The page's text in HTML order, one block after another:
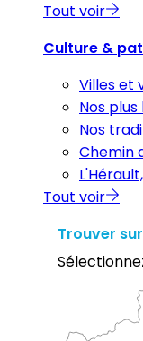
Tout voir
Culture &
Villes et
Nos
Nos
Chemin
Tout voir
Trouver